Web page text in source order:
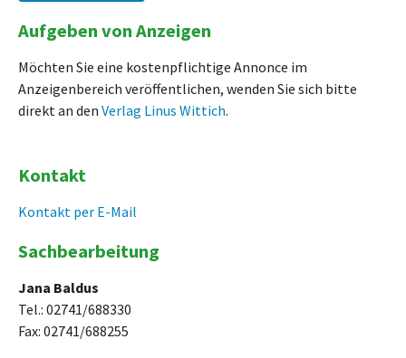
Aufgeben von Anzeigen
Möchten Sie eine kostenpflichtige Annonce im
Anzeigenbereich veröffentlichen, wenden Sie sich bitte
direkt an den Verlag Linus Wittich.
Kontakt
Kontakt per E-Mail
Sachbearbeitung
Jana Baldus
Tel.: 02741/688330
Fax: 02741/688255